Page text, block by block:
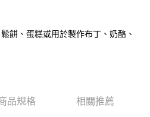
)免運費
餅、蛋糕或用於製作布丁、奶酪、
品規格 相關推薦